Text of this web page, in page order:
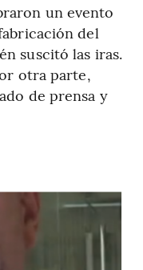
un evento
del
suscitó las iras.
otra parte,
de prensa y